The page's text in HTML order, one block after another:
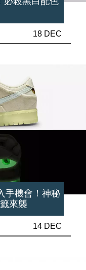
18 DEC
手機會！神秘
來襲
14 DEC